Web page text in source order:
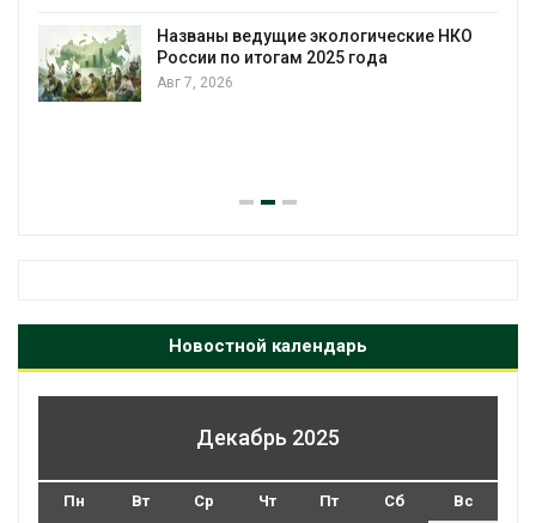
НКО
года
воды
Авг 6, 2026
Новостной календарь
Декабрь 2025
Пн Вт Ср Чт Пт Сб Вс